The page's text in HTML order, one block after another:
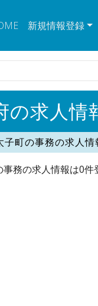
新規情報登録
の求人情
子町の事務の求人情
務の求人情報は0件